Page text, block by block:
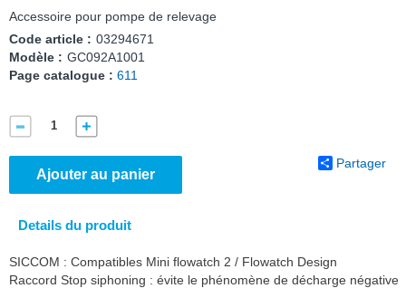
Accessoire pour pompe de relevage
Code article : 03294671
Modèle : GC092A1001
Page catalogue : 611
Ajouter au panier
Partager
Details du produit
SICCOM : Compatibles Mini flowatch 2 / Flowatch Design
Raccord Stop siphoning : évite le phénomène de décharge négative